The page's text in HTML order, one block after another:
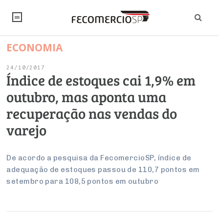
NOTÍCIAS
Editorial
Artigos
Institucional
Debates Fecomercio-SP
PROJETOS ESPECIAIS:
UM BRASIL
UM BRASIL
Economia
Pesquisas
Brasil
Internacional
Modernização do Estado
Inteligência Artificial
Legislação
Empresas
Arbitragem e Mediação
Varejo
Sustentabilidade
SINDICATOS
PESQUISAS
FALE CONOSCO
Sobre
CONSELHOS
Conselho de Emprego e Relações do Trabalho
ECONOMIA
24/10/2017
Índice de estoques cai 1,9% em
outubro, mas aponta uma
recuperação nas vendas do
varejo
De acordo a pesquisa da FecomercioSP, índice de
adequação de estoques passou de 110,7 pontos em
setembro para 108,5 pontos em outubro